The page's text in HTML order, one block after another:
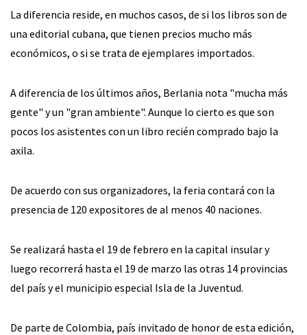
La diferencia reside, en muchos casos, de si los libros son de
una editorial cubana, que tienen precios mucho más
económicos, o si se trata de ejemplares importados.
A diferencia de los últimos años, Berlania nota "mucha más
gente" y un "gran ambiente". Aunque lo cierto es que son
pocos los asistentes con un libro recién comprado bajo la
axila.
De acuerdo con sus organizadores, la feria contará con la
presencia de 120 expositores de al menos 40 naciones.
Se realizará hasta el 19 de febrero en la capital insular y
luego recorrerá hasta el 19 de marzo las otras 14 provincias
del país y el municipio especial Isla de la Juventud.
De parte de Colombia, país invitado de honor de esta edición,